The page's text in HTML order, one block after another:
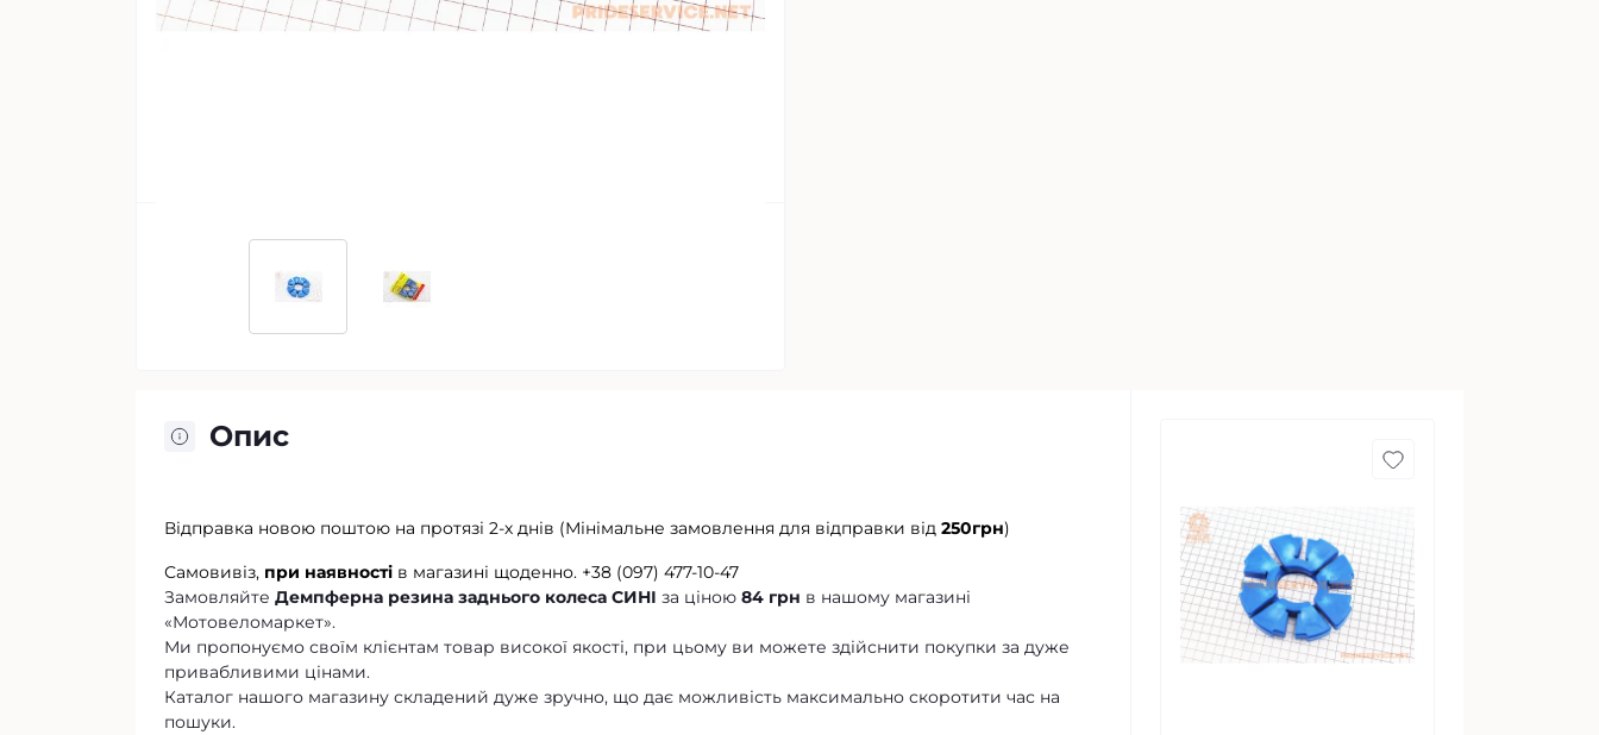
Опис
Відправка новою поштою на протязі 2-х днів (Мінімальне замовлення для відправки від 250грн)
Самовивіз, при наявності в магазині щоденно. +38 (097) 477-10-47
Замовляйте Демпферна резина заднього колеса СИНІ за ціною 84 грн в нашому магазині
«Мотовеломаркет».
Ми пропонуємо своїм клієнтам товар високої якості, при цьому ви можете здійснити покупки за дуже
привабливими цінами.
Каталог нашого магазину складений дуже зручно, що дає можливість максимально скоротити час на
пошуки.